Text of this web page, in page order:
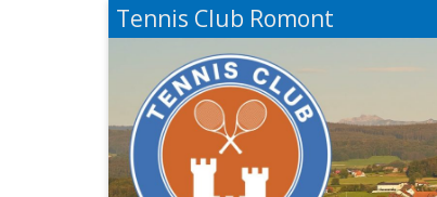
Tennis Club Romont